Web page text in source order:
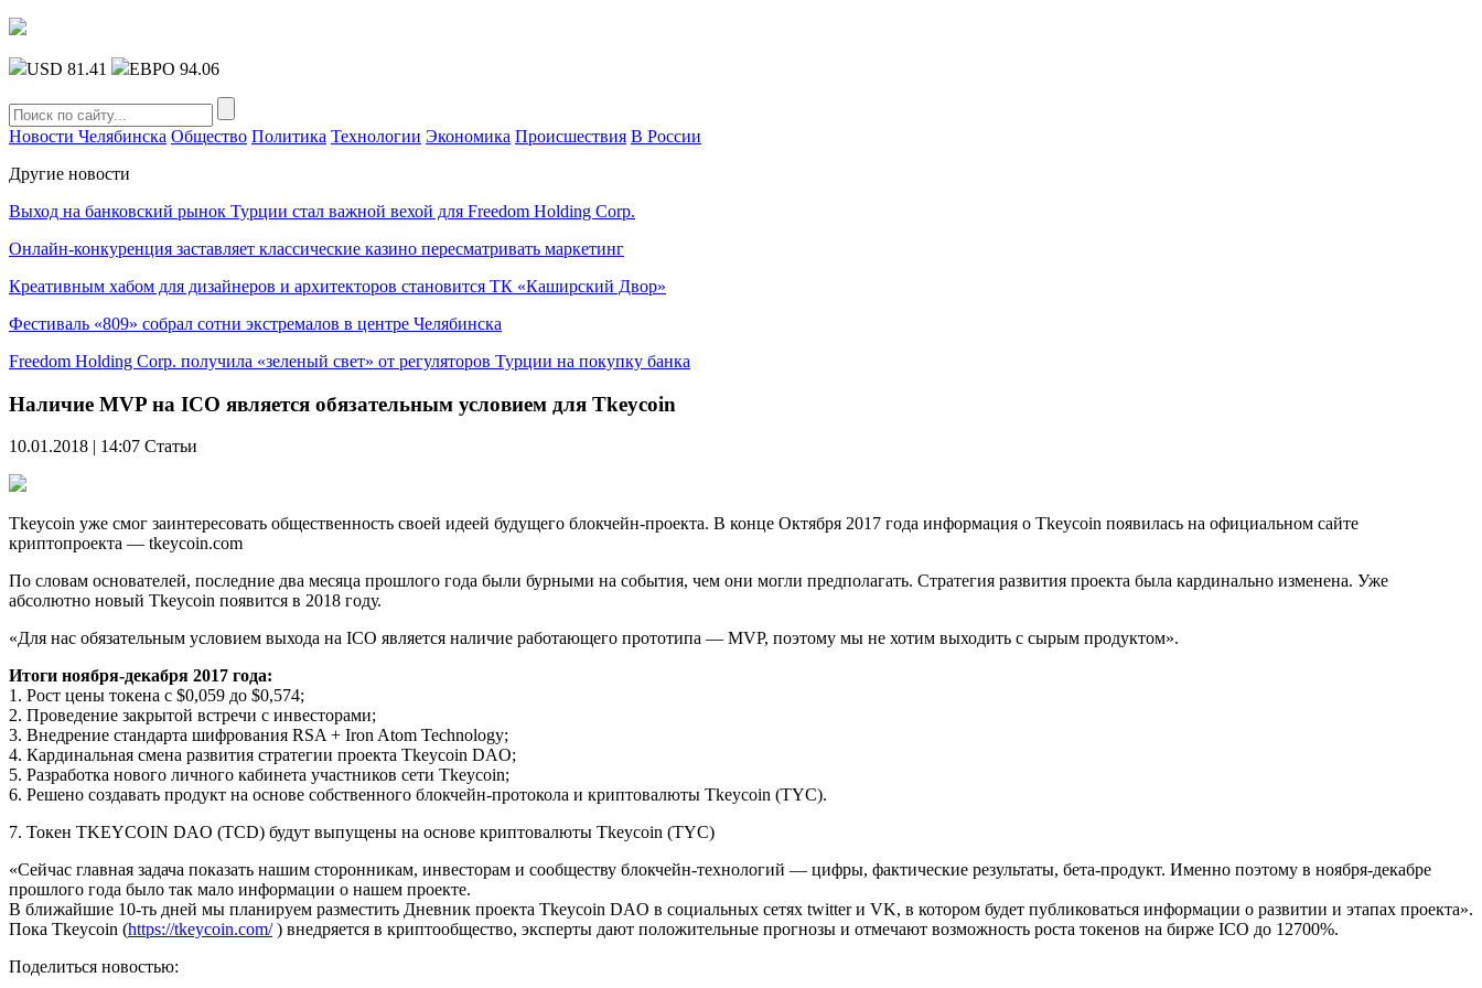
USD 81.41 ЕВРО 94.06
Новости Челябинска Общество Политика Технологии Экономика Происшествия В России
Другие новости
Выход на банковский рынок Турции стал важной вехой для Freedom Holding Corp.
Онлайн-конкуренция заставляет классические казино пересматривать маркетинг
Креативным хабом для дизайнеров и архитекторов становится ТК «Каширский Двор»
Фестиваль «809» собрал сотни экстремалов в центре Челябинска
Freedom Holding Corp. получила «зеленый свет» от регуляторов Турции на покупку банка
Наличие MVP на ICO является обязательным условием для Tkeycoin
10.01.2018 | 14:07 Статьи
Tkeycoin уже смог заинтересовать общественность своей идеей будущего блокчейн-проекта. В конце Октября 2017 года информация о Tkeycoin появилась на официальном сайте
криптопроекта — tkeycoin.com
По словам основателей, последние два месяца прошлого года были бурными на события, чем они могли предполагать. Стратегия развития проекта была кардинально изменена. Уже
абсолютно новый Tkeycoin появится в 2018 году.
«Для нас обязательным условием выхода на ICO является наличие работающего прототипа — MVP, поэтому мы не хотим выходить с сырым продуктом».
Итоги ноября-декабря 2017 года:
1. Рост цены токена с $0,059 до $0,574;
2. Проведение закрытой встречи с инвесторами;
3. Внедрение стандарта шифрования RSA + Iron Atom Technology;
4. Кардинальная смена развития стратегии проекта Tkeycoin DAO;
5. Разработка нового личного кабинета участников сети Tkeycoin;
6. Решено создавать продукт на основе собственного блокчейн-протокола и криптовалюты Tkeycoin (TYC).
7. Токен TKEYCOIN DAO (TCD) будут выпущены на основе криптовалюты Tkeycoin (TYC)
«Сейчас главная задача показать нашим сторонникам, инвесторам и сообществу блокчейн-технологий — цифры, фактические результаты, бета-продукт. Именно поэтому в ноября-декабре
прошлого года было так мало информации о нашем проекте.
В ближайшие 10-ть дней мы планируем разместить Дневник проекта Tkeycoin DAO в социальных сетях twitter и VK, в котором будет публиковаться информации о развитии и этапах проекта».
Пока Tkeycoin (https://tkeycoin.com/) внедряется в криптообщество, эксперты дают положительные прогнозы и отмечают возможность роста токенов на бирже ICO до 12700%.
Поделиться новостью: